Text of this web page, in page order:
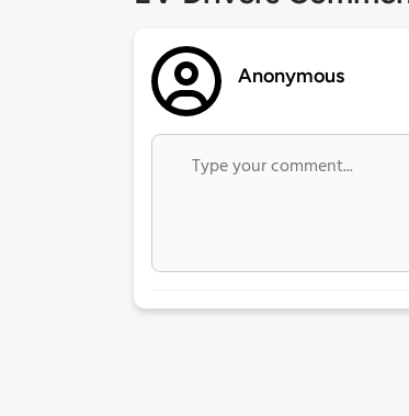
Anonymous